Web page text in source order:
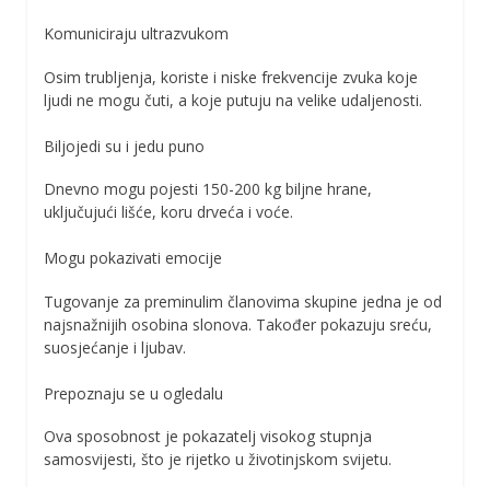
Komuniciraju ultrazvukom
Osim trubljenja, koriste i niske frekvencije zvuka koje
ljudi ne mogu čuti, a koje putuju na velike udaljenosti.
Biljojedi su i jedu puno
Dnevno mogu pojesti 150-200 kg biljne hrane,
uključujući lišće, koru drveća i voće.
Mogu pokazivati emocije
Tugovanje za preminulim članovima skupine jedna je od
najsnažnijih osobina slonova. Također pokazuju sreću,
suosjećanje i ljubav.
Prepoznaju se u ogledalu
Ova sposobnost je pokazatelj visokog stupnja
samosvijesti, što je rijetko u životinjskom svijetu.